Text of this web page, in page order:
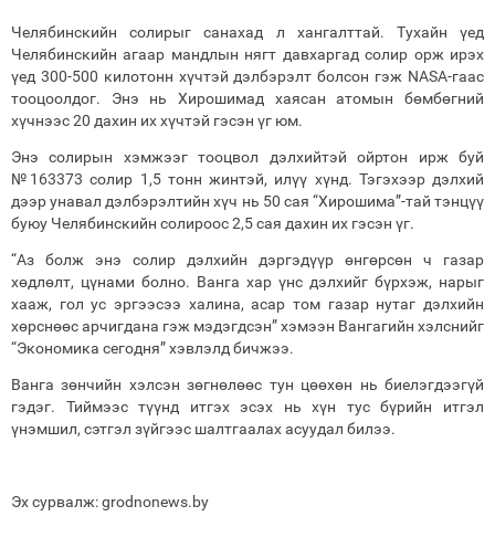
Челябинскийн солирыг санахад л хангалттай. Тухайн үед
Челябинскийн агаар мандлын нягт давхаргад солир орж ирэх
үед 300-500 килотонн хүчтэй дэлбэрэлт болсон гэж NASA-гаас
тооцоолдог. Энэ нь Хирошимад хаясан атомын бөмбөгний
хүчнээс 20 дахин их хүчтэй гэсэн үг юм.
Энэ солирын хэмжээг тооцвол дэлхийтэй ойртон ирж буй
№163373 солир 1,5 тонн жинтэй, илүү хүнд. Тэгэхээр дэлхий
дээр унавал дэлбэрэлтийн хүч нь 50 сая “Хирошима”-тай тэнцүү
буюу Челябинскийн солироос 2,5 сая дахин их гэсэн үг.
“Аз болж энэ солир дэлхийн дэргэдүүр өнгөрсөн ч газар
хөдлөлт, цүнами болно. Ванга хар үнс дэлхийг бүрхэж, нарыг
хааж, гол ус эргээсээ халина, асар том газар нутаг дэлхийн
хөрснөөс арчигдана гэж мэдэгдсэн” хэмээн Вангагийн хэлснийг
“Экономика сегодня” хэвлэлд бичжээ.
Ванга зөнчийн хэлсэн зөгнөлөөс тун цөөхөн нь биелэгдээгүй
гэдэг. Тиймээс түүнд итгэх эсэх нь хүн тус бүрийн итгэл
үнэмшил, сэтгэл зүйгээс шалтгаалах асуудал билээ.
Эх сурвалж: grodnonews.by